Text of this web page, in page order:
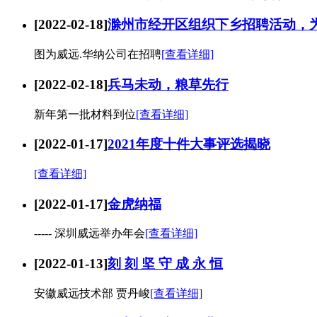
[2022-02-18]滁州市经开区组织下乡招聘活动，
图为威远.华纳公司在招聘[查看详细]
[2022-02-18]兵马未动，粮草先行
新年第一批材料到位[查看详细]
[2022-01-17]2021年度十件大事评选揭晓
[查看详细]
[2022-01-17]金虎纳福
----- 深圳威远举办年会[查看详细]
[2022-01-13]刻 刻 坚 守 成 永 恒
安徽威远技术部 贾丹峻[查看详细]